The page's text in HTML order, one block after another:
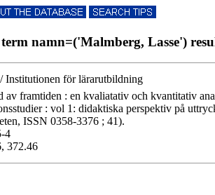
namn=('Malmberg, Lasse')
/ Institutionen för lärarutbildning
av framtiden : en kvaliatativ och kvantitativ
: vol 1: didaktiska perspektiv på
ISSN 0358-3376 ; 41).
4
372.46